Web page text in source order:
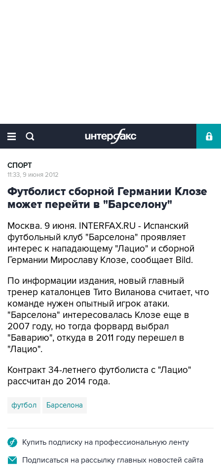
СПОРТ
11:33, 9 июня 2012
Футболист сборной Германии Клозе
может перейти в "Барселону"
Москва. 9 июня. INTERFAX.RU - Испанский
футбольный клуб "Барселона" проявляет
интерес к нападающему "Лацио" и сборной
Германии Мирославу Клозе, сообщает Bild.
По информации издания, новый главный
тренер каталонцев Тито Виланова считает, что
команде нужен опытный игрок атаки.
"Барселона" интересовалась Клозе еще в
2007 году, но тогда форвард выбрал
"Баварию", откуда в 2011 году перешел в
"Лацио".
Контракт 34-летнего футболиста с "Лацио"
рассчитан до 2014 года.
футбол Барселона
Купить подписку на профессиональную ленту
Подписаться на рассылку главных новостей сайта